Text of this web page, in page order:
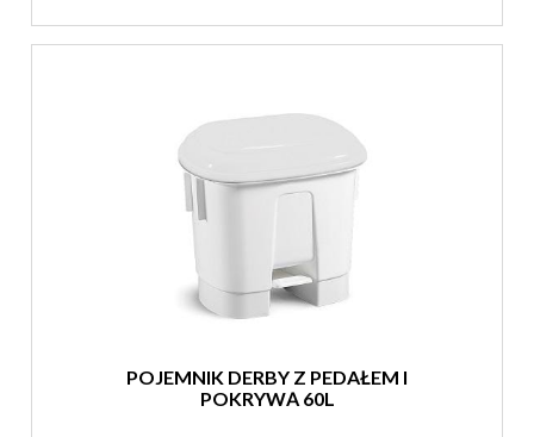
POJEMNIK DERBY Z PEDAŁEM I
POKRYWĄ 60L